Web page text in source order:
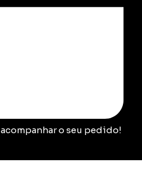
o seu pedido!